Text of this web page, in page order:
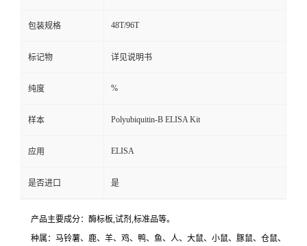
包装规格 48T/96T
标记物 详见说明书
纯度 %
样本 Polyubiquitin-B ELISA Kit
应用 ELISA
是否进口 是
产品主要成分：酶标板,试剂 ,标准品等。
种属：马铃薯、鹿、羊、鸡、鸭、鱼、人、大鼠、小鼠、豚鼠、仓鼠、